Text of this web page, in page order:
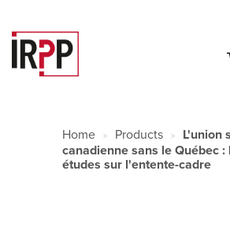
Home > Products >
L'union
canadienne sans le Québec :
études sur l'entente-cadre